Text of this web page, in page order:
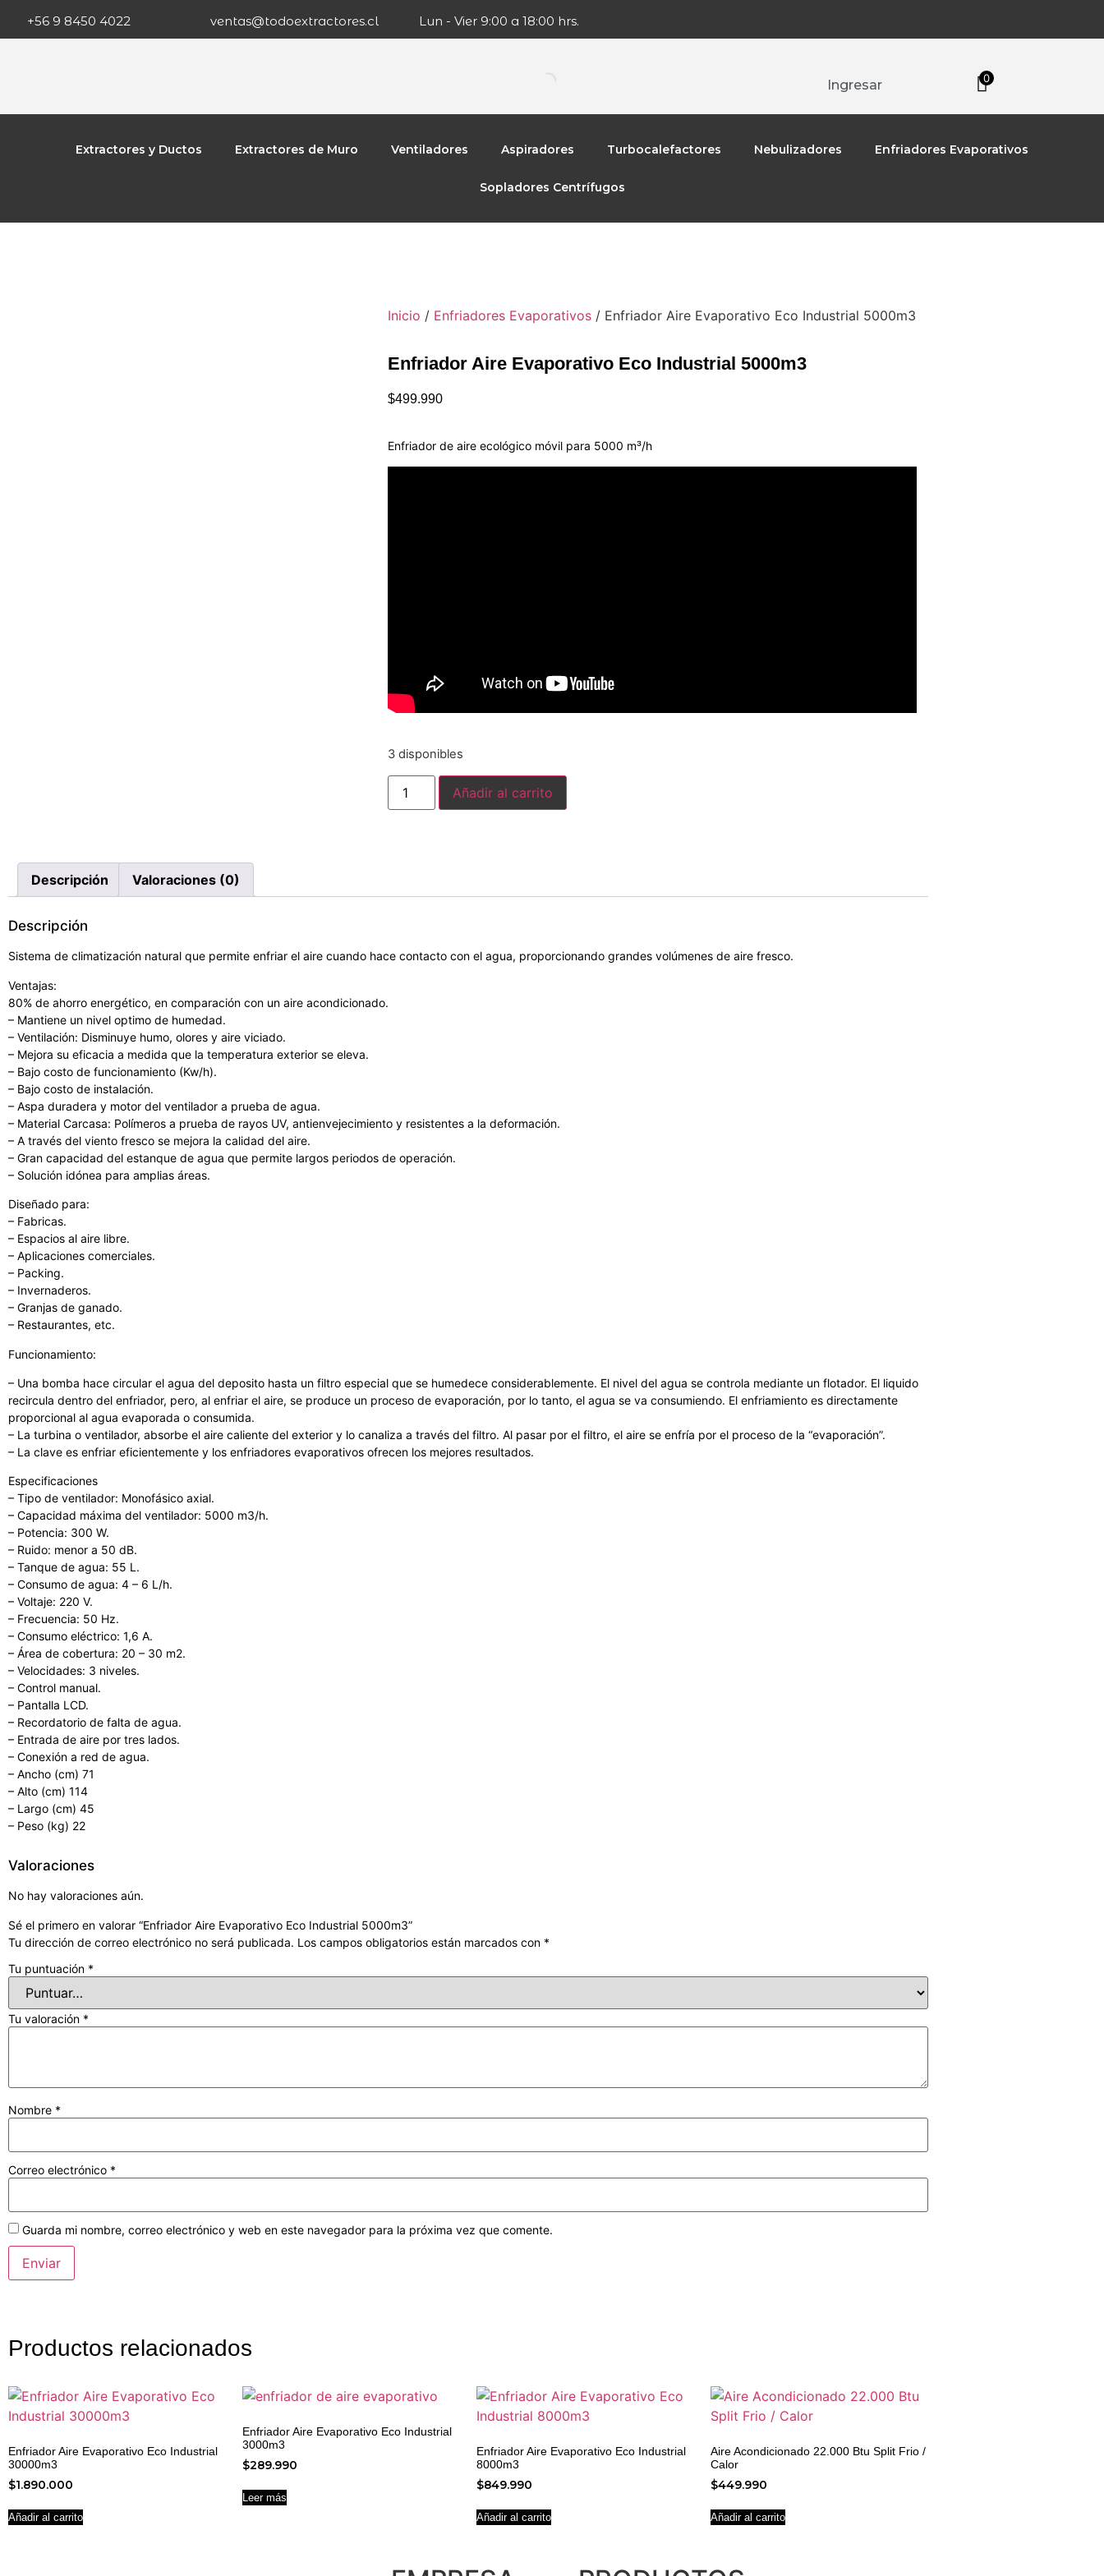
+56 9 8450 4022 ventas@todoextractores.cl Lun - Vier 9:00 a 18:00 hrs.
Ingresar 0
Extractores y Ductos Extractores de Muro Ventiladores Aspiradores Turbocalefactores Nebulizadores Enfriadores Evaporativos
Sopladores Centrífugos
Inicio / Enfriadores Evaporativos/ Enfriador Aire Evaporativo Eco Industrial 5000m3
Enfriador Aire Evaporativo Eco Industrial 5000m3
$499.990
Enfriador de aire ecológico móvil para 5000 m³/h
3 disponibles
Añadir al carrito
Descripción Valoraciones (0)
Descripción
Sistema de climatización natural que permite enfriar el aire cuando hace contacto con el agua, proporcionando grandes volúmenes de aire fresco.
Ventajas:
80% de ahorro energético, en comparación con un aire acondicionado.
– Mantiene un nivel optimo de humedad.
– Ventilación: Disminuye humo, olores y aire viciado.
– Mejora su eficacia a medida que la temperatura exterior se eleva.
– Bajo costo de funcionamiento (Kw/h).
– Bajo costo de instalación.
– Aspa duradera y motor del ventilador a prueba de agua.
– Material Carcasa: Polímeros a prueba de rayos UV, antienvejecimiento y resistentes a la deformación.
– A través del viento fresco se mejora la calidad del aire.
– Gran capacidad del estanque de agua que permite largos periodos de operación.
– Solución idónea para amplias áreas.
Diseñado para:
– Fabricas.
– Espacios al aire libre.
– Aplicaciones comerciales.
– Packing.
– Invernaderos.
– Granjas de ganado.
– Restaurantes, etc.
Funcionamiento:
– Una bomba hace circular el agua del deposito hasta un filtro especial que se humedece considerablemente. El nivel del agua se controla mediante un flotador. El liquido
recircula dentro del enfriador, pero, al enfriar el aire, se produce un proceso de evaporación, por lo tanto, el agua se va consumiendo. El enfriamiento es directamente
proporcional al agua evaporada o consumida.
– La turbina o ventilador, absorbe el aire caliente del exterior y lo canaliza a través del filtro. Al pasar por el filtro, el aire se enfría por el proceso de la “evaporación”.
– La clave es enfriar eficientemente y los enfriadores evaporativos ofrecen los mejores resultados.
Especificaciones
– Tipo de ventilador: Monofásico axial.
– Capacidad máxima del ventilador: 5000 m3/h.
– Potencia: 300 W.
– Ruido: menor a 50 dB.
– Tanque de agua: 55 L.
– Consumo de agua: 4 – 6 L/h.
– Voltaje: 220 V.
– Frecuencia: 50 Hz.
– Consumo eléctrico: 1,6 A.
– Área de cobertura: 20 – 30 m2.
– Velocidades: 3 niveles.
– Control manual.
– Pantalla LCD.
– Recordatorio de falta de agua.
– Entrada de aire por tres lados.
– Conexión a red de agua.
– Ancho (cm) 71
– Alto (cm) 114
– Largo (cm) 45
– Peso (kg) 22
Valoraciones
No hay valoraciones aún.
Sé el primero en valorar “Enfriador Aire Evaporativo Eco Industrial 5000m3”
Tu dirección de correo electrónico no será publicada. Los campos obligatorios están marcados con *
Tu puntuación *
Tu valoración *
Nombre *
Correo electrónico *
Guarda mi nombre, correo electrónico y web en este navegador para la próxima vez que comente.
Productos relacionados
Enfriador Aire Evaporativo Eco Industrial
30000m3
$1.890.000
Añadir al carrito
Enfriador Aire Evaporativo Eco Industrial
3000m3
$289.990
Leer más
Enfriador Aire Evaporativo Eco Industrial
8000m3
$849.990
Añadir al carrito
Aire Acondicionado 22.000 Btu Split Frio /
Calor
$449.990
Añadir al carrito